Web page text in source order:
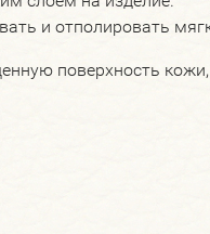
и отполировать
поверхность